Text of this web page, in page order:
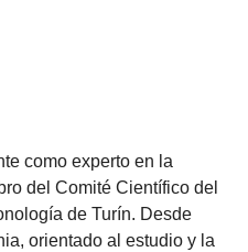
como experto en la
del Comité Científico del
de Turín. Desde
orientado al estudio y la